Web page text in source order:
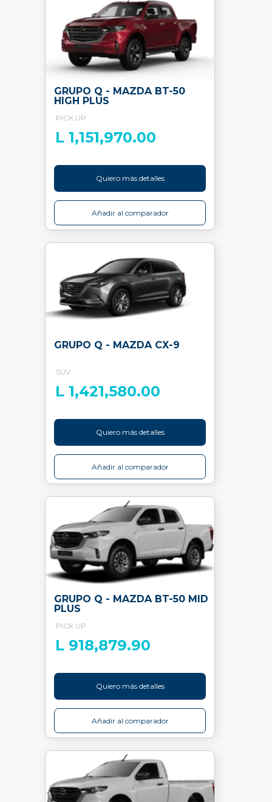
GRUPO Q - MAZDA BT-50
HIGH PLUS
PICK UP
L 1,151,970.00
Quiero más detalles
Añadir al comparador
GRUPO Q - MAZDA CX-9
SUV
L 1,421,580.00
Quiero más detalles
Añadir al comparador
GRUPO Q - MAZDA BT-50 MID
PLUS
PICK UP
L 918,879.90
Quiero más detalles
Añadir al comparador